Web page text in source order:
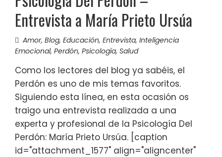
Entrevista a María Prieto Ursúa
Amor, Blog, Educación, Entrevista, Inteligencia
Emocional, Perdón, Psicología, Salud
Como los lectores del blog ya sabéis, el
Perdón es uno de mis temas favoritos.
Siguiendo esta línea, en esta ocasión os
traigo una entrevista realizada a una
experta y profesional de la Psicología Del
Perdón: María Prieto Ursúa. [caption
id="attachment_1577" align="aligncenter"